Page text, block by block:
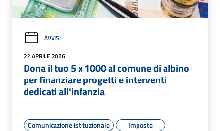
AVVISI
22 APRILE 2026
Dona il tuo 5 x 1000 al comune di albino
per finanziare progetti e interventi
dedicati all'infanzia
Comunicazione istituzionale Imposte